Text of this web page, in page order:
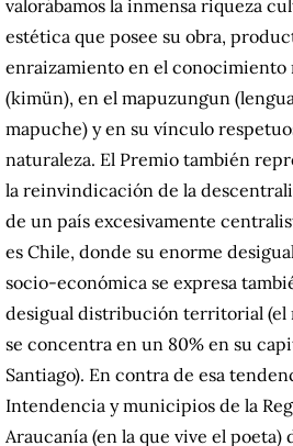
valorábamos la inmensa riqueza
estética que posee su obra,
enraizamiento en el conocimiento
(kimün), en el mapuzungun
mapuche) y en su vínculo
naturaleza. El Premio también
la reinvindicación de la
de un país excesivamente
es Chile, donde su enorme
socio-económica se expresa
desigual distribución territorial (el
se concentra en un 80% en su
Santiago). En contra de esa
Intendencia y municipios de la
Araucanía (en la que vive el poeta)